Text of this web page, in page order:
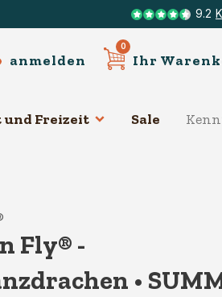
9.2
anmelden
0
Ihr
und Freizeit Sale
Fly® -
•